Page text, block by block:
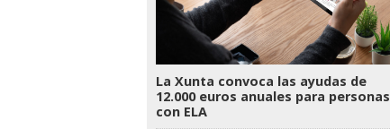
La Xunta convoca las ayudas de
12.000 euros anuales para personas
con ELA